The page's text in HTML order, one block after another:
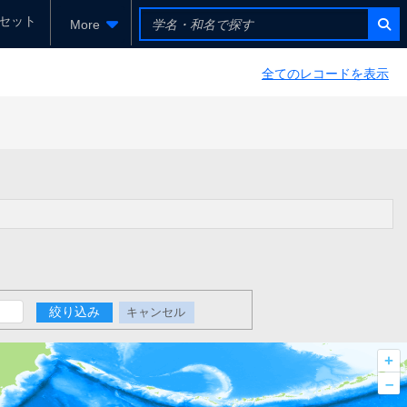
ット More
全てのレコードを表示
絞り込み キャンセル
+
–